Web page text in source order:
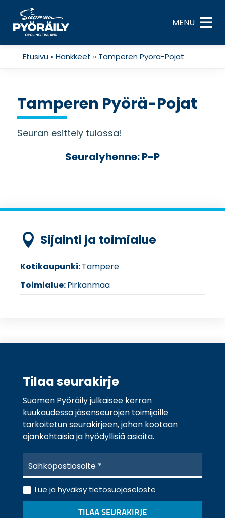
content
MENU
Etusivu»Hankkeet » Tamperen Pyörä-Pojat
Tamperen Pyörä-Pojat
Seuran esittely tulossa!
Seuralyhenne: P-P
 Sijainti ja toimialue
Kotikaupunki:Tampere
Toimialue:Pirkanmaa
Tilaa seurakirje
Suomen Pyöräily julkaisee kerran
kuukaudessa jäsenseurojen toimijoille
tarkoitetun seurakirjeen, johon kootaan
ajankohtaisia ja hyödyllisiä asioita.
h
k
ö
T
i
Lue ja hyväksy tietosuojaseloste
TILAA SEURAKIRJE